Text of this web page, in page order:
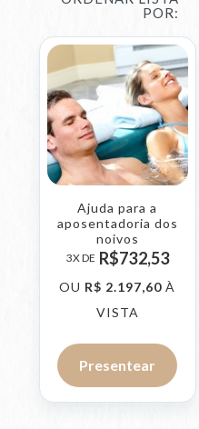
POR:
Ajuda para a
aposentadoria dos
noivos
3X DE R$732,53
OU R$ 2.197,60 À
VISTA
Presentear